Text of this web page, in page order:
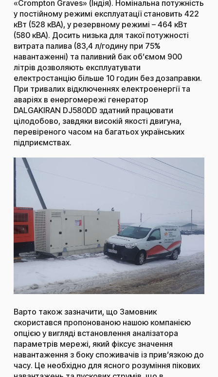
«Crompton Graves» (Індія). Номінальна потужність
у постійному режимі експлуатації становить 422
кВт (528 кВА), у резервному режимі – 464 кВт
(580 кВА). Досить низька для такої потужності
витрата палива (83,4 л/годину при 75%
навантаженні) та паливний бак об’ємом 900
літрів дозволяють експлуатувати
електростанцію більше 10 годин без дозаправки.
При тривалих відключеннях електроенергії та
аваріях в енергомережі генератор
DALGAKIRAN DJ580DD здатний працювати
цілодобово, завдяки високій якості двигуна,
перевіреного часом на багатьох українських
підприємствах.
Варто також зазначити, що Замовник
скористався пропонованою нашою компанією
опцією у вигляді встановлення аналізатора
параметрів мережі, який фіксує значення
навантаження з боку споживачів із прив’язкою до
часу. Це необхідно для ясного розуміння пікових